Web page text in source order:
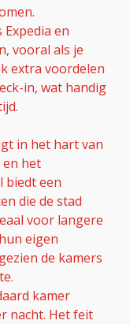
Expedia en
vooral als je
extra voordelen
in, wat handig
in het hart van
en het
biedt een
die de stad
voor langere
eigen
de kamers
kamer
nacht. Het feit